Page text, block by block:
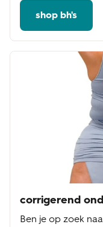
shop bh's
corrigerend
Ben je op zoek